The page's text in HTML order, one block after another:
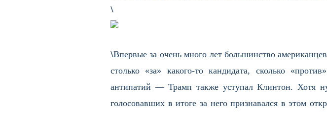
\
\Впервые за очень много лет большинство
столько «за» какого-то кандидата, сколько
антипатий — Трамп также уступал Клинтон. Хотя
голосовавших в итоге за него признавался в этом